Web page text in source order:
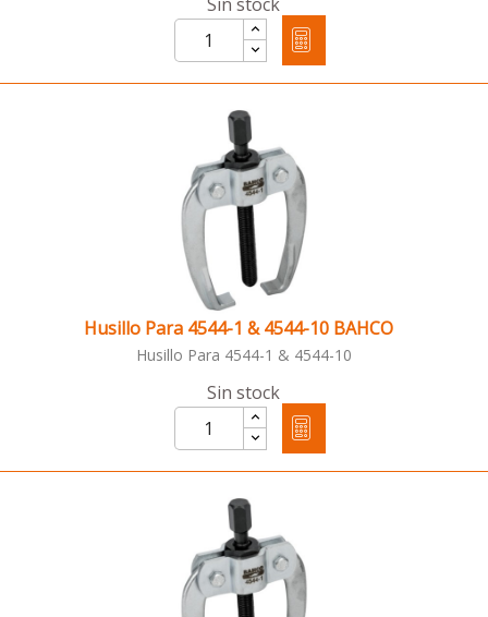
Husillo Para 4544-1 & 4544-10 BAHCO
Husillo Para 4544-1 & 4544-10
Sin stock